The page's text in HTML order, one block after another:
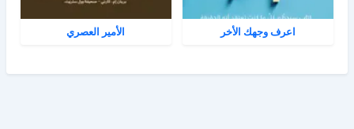
اعرف وجهك الأخر الأمير العصري